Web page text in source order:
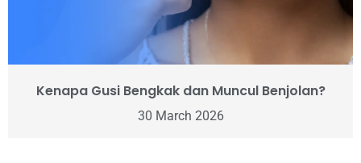
Kenapa Gusi Bengkak dan Muncul Benjolan?
30 March 2026